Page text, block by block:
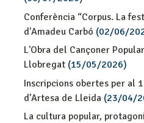
Conferència “Corpus. La
d'Amadeu Carbó (02/06/
L'Obra del Cançoner
Llobregat (15/05/2026)
Inscripcions obertes per al
d’Artesa de Lleida (23/04/
La cultura popular,